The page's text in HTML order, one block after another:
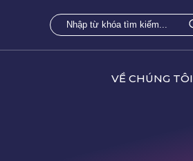
VỀ CHÚNG TÔI